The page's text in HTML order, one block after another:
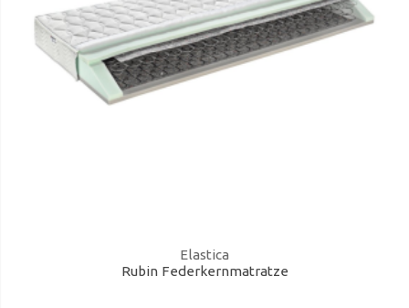
Elastica
Rubin Federkernmatratze